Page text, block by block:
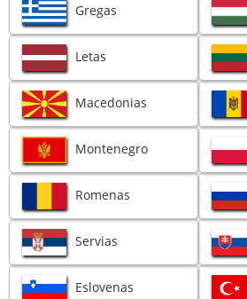
Gregas
Letas
Macedonias
Montenegro
Romenas
Servias
Eslovenas